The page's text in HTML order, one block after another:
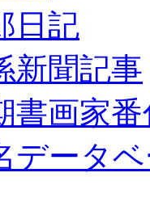
日記
新聞記事
書画家
データ